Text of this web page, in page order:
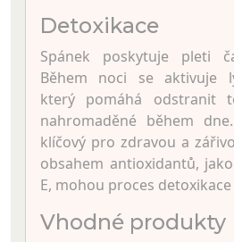
Detoxikace
Spánek poskytuje pleti
Během noci se aktivuje
který pomáhá odstranit
nahromaděné během
klíčový pro zdravou a
obsahem antioxidantů,
E, mohou proces
Vhodné produkty